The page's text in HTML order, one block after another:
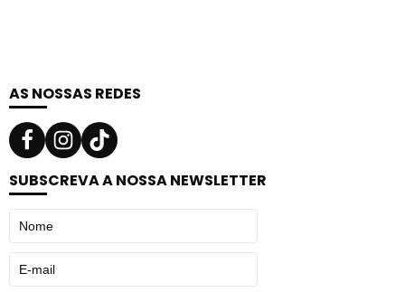
AS NOSSAS REDES
SUBSCREVA A NOSSA NEWSLETTER